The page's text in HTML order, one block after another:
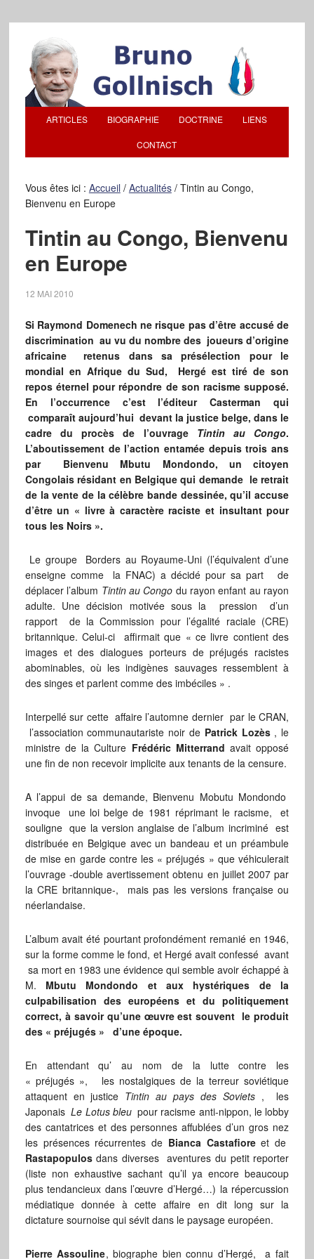
ARTICLES BIOGRAPHIE DOCTRINE LIENS
CONTACT
Vous êtes ici : Accueil / Actualités /Tintin au Congo,
Bienvenu en Europe
Tintin au Congo, Bienvenu
en Europe
12 MAI 2010
Si Raymond Domenech ne risque pas d’être accusé de
discrimination au vu du nombre des joueurs d’origine
africaine retenus dans sa présélection pour le
mondial en Afrique du Sud, Hergé est tiré de son
repos éternel pour répondre de son racisme supposé.
En l’occurrence c’est l’éditeur Casterman qui
comparaît aujourd’hui devant la justice belge, dans le
cadre du procès de l’ouvrage Tintin au Congo.
L’aboutissement de l’action entamée depuis trois ans
par Bienvenu Mbutu Mondondo, un citoyen
Congolais résidant en Belgique qui demande le retrait
de la vente de la célèbre bande dessinée, qu’il accuse
d’être un « livre à caractère raciste et insultant pour
tous les Noirs ».
Le groupe Borders au Royaume-Uni (l’équivalent d’une
enseigne comme la FNAC) a décidé pour sa part de
déplacer l’album Tintin au Congo du rayon enfant au rayon
adulte. Une décision motivée sous la pression d’un
rapport de la Commission pour l’égalité raciale (CRE)
britannique. Celui-ci affirmait que « ce livre contient des
images et des dialogues porteurs de préjugés racistes
abominables, où les indigènes sauvages ressemblent à
des singes et parlent comme des imbéciles » .
Interpellé sur cette affaire l’automne dernier par le CRAN,
l’association communautariste noir de Patrick Lozès, le
ministre de la Culture FrédéricMitterrand avait opposé
une fin de non recevoir implicite aux tenants de la censure.
A l’appui de sa demande, Bienvenu Mobutu Mondondo
invoque une loi belge de 1981 réprimant le racisme, et
souligne que la version anglaise de l’album incriminé est
distribuée en Belgique avec un bandeau et un préambule
de mise en garde contre les « préjugés » que véhiculerait
l’ouvrage -double avertissement obtenu en juillet 2007 par
la CRE britannique-, mais pas les versions française ou
néerlandaise.
L’album avait été pourtant profondément remanié en 1946,
sur la forme comme le fond, et Hergé avait confessé avant
sa mort en 1983 une évidence qui semble avoir échappé à
M. Mbutu Mondondo et aux hystériques de la
culpabilisation des européens et du politiquement
correct, à savoir qu’une œuvre est souvent le produit
des « préjugés » d’une époque.
En attendant qu’ au nom de la lutte contre les
« préjugés », les nostalgiques de la terreur soviétique
attaquent en justice Tintin au pays des Soviets, les
JaponaisLe Lotus bleupour racisme anti-nippon, le lobby
des cantatrices et des personnes affublées d’un gros nez
les présences récurrentes de Bianca Castafioreet de
Rastapopulosdans diverses aventures du petit reporter
(liste non exhaustive sachant qu’il ya encore beaucoup
plus tendancieux dans l’œuvre d’Hergé…) la répercussion
médiatique donnée à cette affaire en dit long sur la
dictature sournoise qui sévit dans le paysage européen.
Pierre Assouline, biographe bien connu d’Hergé, a fait